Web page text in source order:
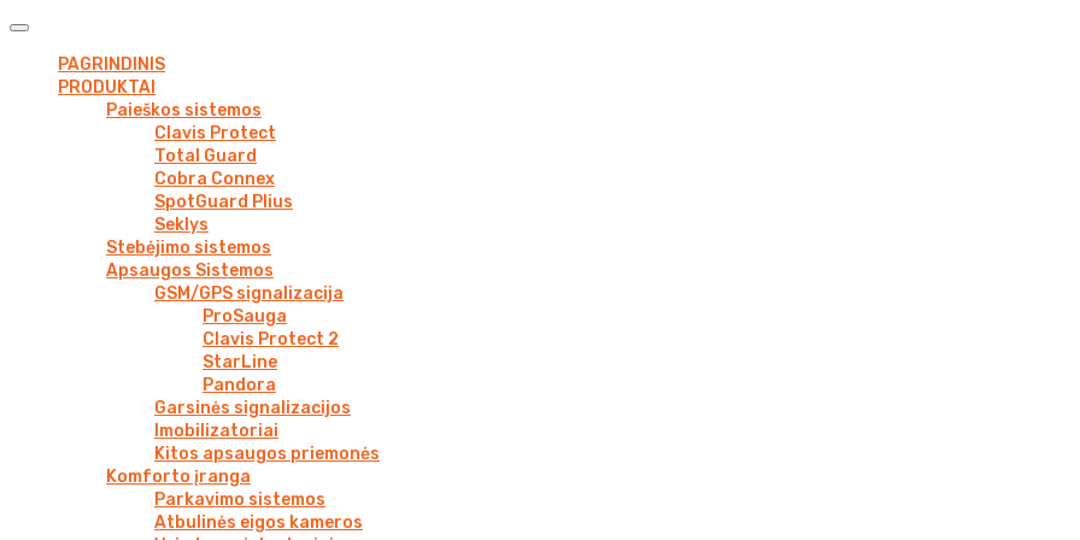
PAGRINDINIS
PRODUKTAI
Paieškos sistemos
Clavis Protect
Total Guard
Cobra Connex
SpotGuard Plius
Seklys
Stebėjimo sistemos
Apsaugos Sistemos
GSM/GPS signalizacija
ProSauga
Clavis Protect 2
StarLine
Pandora
Garsinės signalizacijos
Imobilizatoriai
Kitos apsaugos priemonės
Komforto įranga
Parkavimo sistemos
Atbulinės eigos kameros